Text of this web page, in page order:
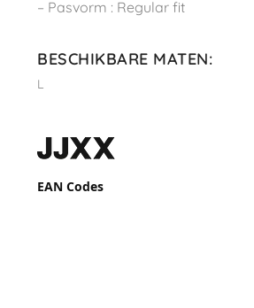
– Pasvorm : Regular fit
BESCHIKBARE MATEN:
L
EAN Codes